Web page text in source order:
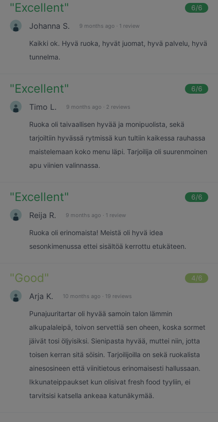
"Excellent" 6/6
Johanna S. 9 months ago · 1 review
Kaikki ok. Hyvä ruoka, hyvät juomat, hyvä palvelu, hyvä
tunnelma.
"Excellent" 6/6
Timo L. 9 months ago · 2 reviews
Ruoka oli taivaallisen hyvää ja monipuolista, sekä
tarjoiltiin hyvässä rytmissä kun tultiin kaikessa rauhassa
maistelemaan koko menu läpi. Tarjoilija oli suurenmoinen
apu viinien valinnassa.
"Excellent" 6/6
Reija R. 9 months ago · 1 review
Ruoka oli erinomaista! Meistä oli hyvä idea
sesonkimenussa ettei sisältöä kerrottu etukäteen.
"Good" 4/6
Arja K. 10 months ago · 19 reviews
Punajuuritartar oli hyvää samoin talon lämmin
alkupalaleipä, toivon servettiä sen oheen, koska sormet
jäivät tosi öljyisiksi. Sienipasta hyvää, muttei niin, jotta
toisen kerran sitä söisin. Tarjoilijoilla on sekä ruokalista
ainesosineen että viinitietous erinomaisesti hallussaan.
Ikkunateippaukset kun olisivat fresh food tyyliin, ei
tarvitsisi katsella ankeaa katunäkymää.